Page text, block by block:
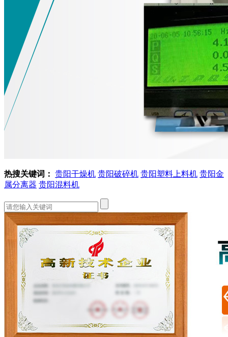
热搜关键词： 贵阳干燥机 贵阳破碎机 贵阳塑料上料机 贵阳金
属分离器 贵阳混料机